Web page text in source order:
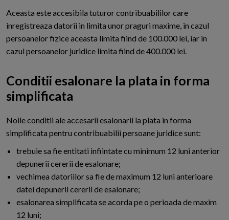
Aceasta este accesibila tuturor contribuabililor care
inregistreaza datorii in limita unor praguri maxime, in cazul
persoanelor fizice aceasta limita fiind de 100.000 lei, iar in
cazul persoanelor juridice limita fiind de 400.000 lei.
Conditii esalonare la plata in forma
simplificata
Noile conditii ale accesarii esalonarii la plata in forma
simplificata pentru contribuabilii persoane juridice sunt:
trebuie sa fie entitati infiintate cu minimum 12 luni anterior
depunerii cererii de esalonare;
vechimea datoriilor sa fie de maximum 12 luni anterioare
datei depunerii cererii de esalonare;
esalonarea simplificata se acorda pe o perioada de maxim
12 luni;